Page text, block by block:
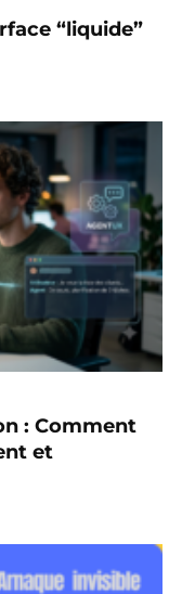
“liquide”
: Comment
et